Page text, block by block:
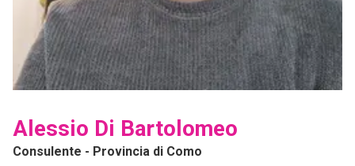
Alessio Di Bartolomeo
Consulente - Provincia di Como